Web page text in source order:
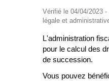
Vérifié le 04/04/2023
légale et
L'administration
pour le calcul des
de succession.
Vous pouvez